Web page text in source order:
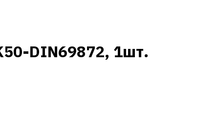
DIN69872, 1шт.